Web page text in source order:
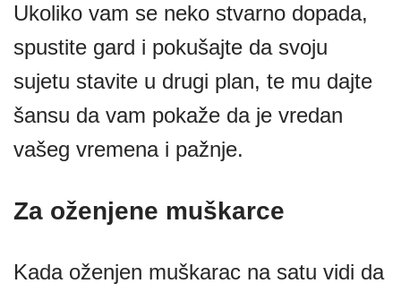
Ukoliko vam se neko stvarno dopada,
spustite gard i pokušajte da svoju
sujetu stavite u drugi plan, te mu dajte
šansu da vam pokaže da je vredan
vašeg vremena i pažnje.
Za oženjene muškarce
Kada oženjen muškarac na satu vidi da